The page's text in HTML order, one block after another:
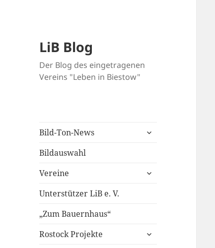
LiB Blog
Der Blog des eingetragenen
Vereins "Leben in Biestow"
Bild-Ton-News
untermenü
Bildauswahl
Vereine
untermenü
Unterstützer LiB e. V.
„Zum Bauernhaus“
Rostock Projekte
untermenü